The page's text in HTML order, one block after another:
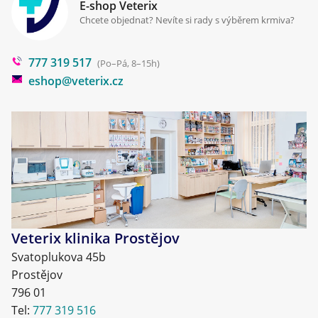
Cookies a podmínky používání
Poradna
Blog
E-shop Veterix
Chcete objednat? Nevíte si rady s výběrem krmiva?
777 319 517 (Po–Pá, 8–15h)
eshop@veterix.cz
Veterix klinika Prostějov
Svatoplukova 45b
Prostějov
796 01
Tel: 777 319 516